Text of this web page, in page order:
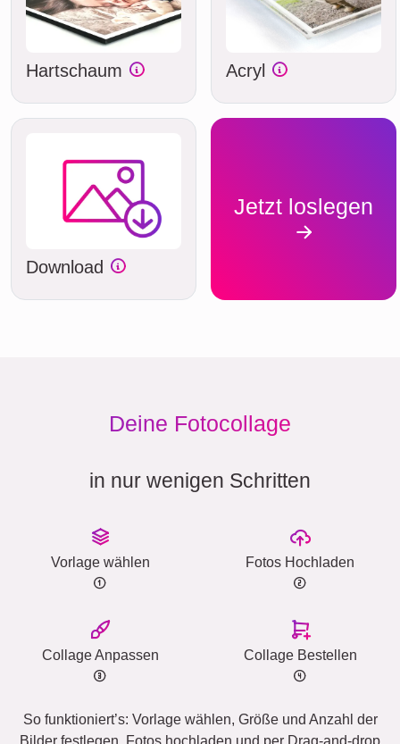
Hartschaum Acryl
Download
Jetzt loslegen
Deine Fotocollage
in nur wenigen Schritten
Vorlage wählen Fotos Hochladen
Collage Anpassen Collage Bestellen
So funktioniert’s: Vorlage wählen, Größe und Anzahl der
Bilder festlegen, Fotos hochladen und per Drag-and-drop